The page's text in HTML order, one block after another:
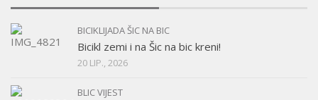
BICIKLIJADA ŠIC NA BIC
Bicikl zemi i na Šic na bic kreni!
20 LIP., 2026
BLIC VIJEST